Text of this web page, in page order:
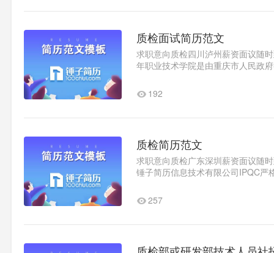
质检面试简历范文
求职意向质检四川泸州薪资面议随
年职业技术学院是由重庆市人民政
192
质检简历范文
求职意向质检广东深圳薪资面议随
锤子简历信息技术有限公司IPQC严
257